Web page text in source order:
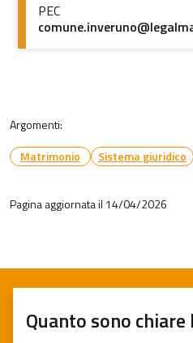
PEC
Argomenti:
Matrimonio
Sistema giuridico
Pagina aggiornata il 14/04/2026
Quanto sono